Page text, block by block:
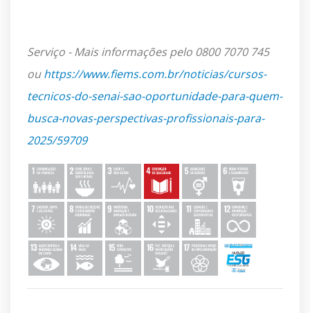
Serviço - Mais informações pelo 0800 7070 745
ouhttps://www.fiems.com.br/noticias/cursos-
tecnicos-do-senai-sao-oportunidade-para-quem-
busca-novas-perspectivas-profissionais-para-
2025/59709